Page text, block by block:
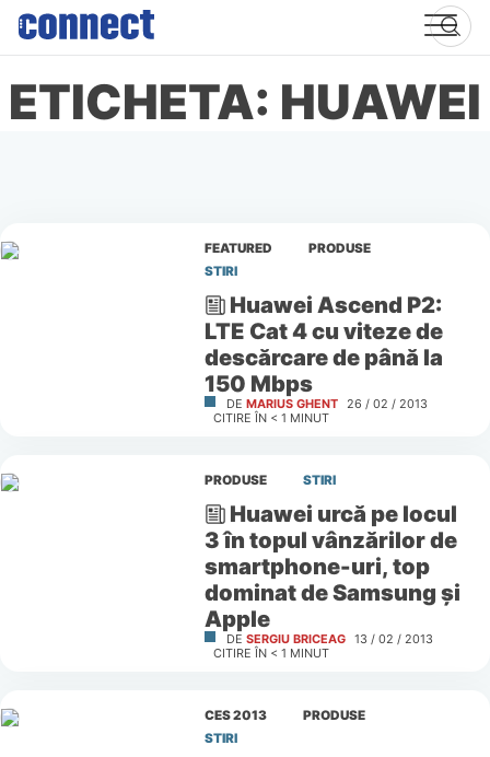
Skip
content
ETICHETA: HUAWEI
FEATURED
PRODUSE
STIRI
Huawei Ascend P2:
LTE Cat 4 cu viteze de
descărcare de până la
150 Mbps
DE MARIUS GHENT 26 / 02 / 2013
CITIRE ÎN < 1 MINUT
PRODUSE STIRI
Huawei urcă pe locul
3 în topul vânzărilor de
smartphone-uri, top
dominat de Samsung şi
Apple
DE SERGIU BRICEAG 13 / 02 / 2013
CITIRE ÎN < 1 MINUT
CES 2013
PRODUSE
STIRI